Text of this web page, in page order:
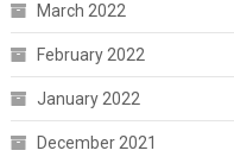
March 2022
February 2022
January 2022
December 2021